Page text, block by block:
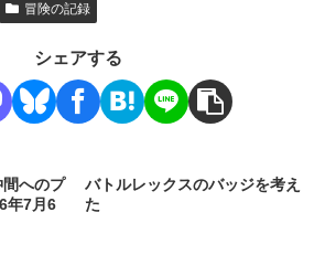
冒険の記録
シェアする
へのプ
年7月6
バトルレックスのバッジを考え
た